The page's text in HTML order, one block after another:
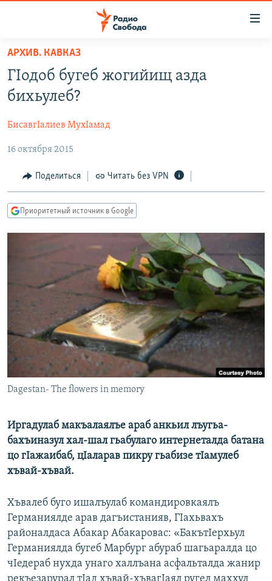
упрощенного
доступа
Вернуться
основному
Вернутся
главной
навигации
Вернутся
ПРОГРАММЫ
ПОДКАСТЫ
АВТОРСКИЕ ПРОЕКТЫ
ЦИТАТЫ СВОБОДЫ
МНЕНИЯ
КУЛЬТУРА
IDEL.РЕАЛИИ
КАВКАЗ.РЕАЛИИ
СИБИРЬ.РЕАЛИИ
РАСПИСАНИЕ ВЕЩАНИЯ
ПОДПИШИТЕСЬ НА РАССЫЛКУ
СОЦИАЛЬНЫЕ СЕТИ
Все сайты РСЕ/РС
АРХИВ. КАВКАЗ
ГIодоб бугеб жогийищ азда
бихьулеб?
БисавгIалиев МухIамад
16 октября 2015
Поделиться Читать без VPN
Приоритетный источник в Google
Dagestan- The flowers in memory
Иргадулаб макъалаялъе араб анкьил лъугьа-
бахъиназул хал-шал гьабулаго интернеталда батана
цо гIажаибаб, цIаларав пикру гьабизе тIамулеб
хъвай-хъвай.
Хъвалеб буго ишалъулаб командировкаялъ
Германиялде арав дагъистанияв, ГIахьвахъ
районалдаса Абакар Абакаровас: «БакътIерхьул
Германиялда бугеб Марбург абураб шагьаралда цо
чIедераб нухда унаго халлъана асфальталда жанир